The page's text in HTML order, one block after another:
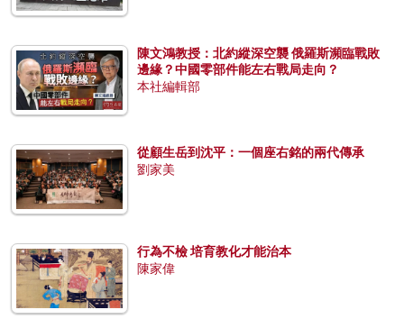
陳文鴻教授：北約縱深空襲 俄羅斯瀕臨戰敗
邊緣？中國零部件能左右戰局走向？
本社編輯部
從顧生岳到沈平：一個座右銘的兩代傳承
劉家美
行為不檢 培育教化才能治本
陳家偉